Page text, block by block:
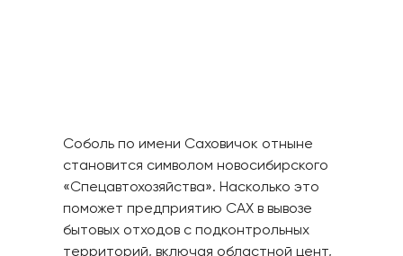
Соболь по имени Саховичок отныне
становится символом новосибирского
«Спецавтохозяйства». Насколько это
поможет предприятию САХ в вывозе
бытовых отходов с подконтрольных
территорий, включая областной цент,